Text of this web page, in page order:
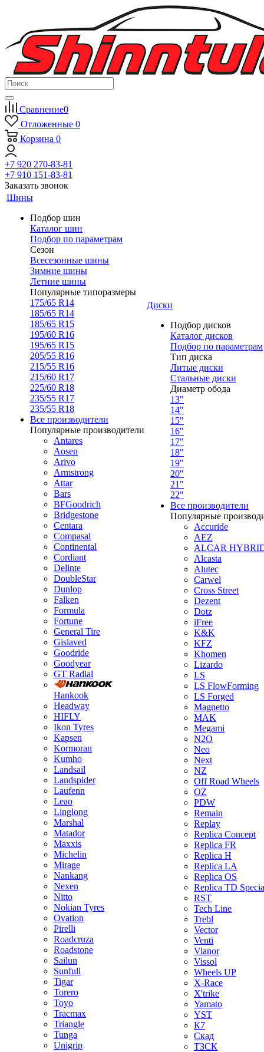
Сравнение0
Отложенные 0
Корзина 0
+7 920 270-83-81
+7 910 151-83-81
Заказать звонок
Шины
Подбор шин
Каталог шин
Подбор по параметрам
Сезон
Всесезонные шины
Зимние шины
Летние шины
Популярные типоразмеры
175/65 R14
185/65 R14
185/65 R15
195/60 R16
195/65 R15
205/55 R16
215/55 R16
215/60 R17
225/60 R18
235/55 R17
235/55 R18
Все производители
Популярные производители
Antares
Aosen
Arivo
Armstrong
Attar
Bars
BFGoodrich
Bridgestone
Centara
Compasal
Continental
Cordiant
Delinte
DoubleStar
Dunlop
Falken
Formula
Fortune
General Tire
Gislaved
Goodride
Goodyear
GT Radial
Hankook
Headway
HIFLY
Ikon Tyres
Kapsen
Kormoran
Kumho
Landsail
Landspider
Laufenn
Leao
Linglong
Marshal
Matador
Maxxis
Michelin
Mirage
Nankang
Nexen
Nitto
Nokian Tyres
Ovation
Pirelli
Roadcruza
Roadstone
Sailun
Sunfull
Tigar
Torero
Toyo
Tracmax
Triangle
Tunga
Unigrip
Диски
Подбор дисков
Каталог дисков
Подбор по параметрам
Тип диска
Литые диски
Стальные диски
Диаметр обода
13"
14"
15"
16"
17"
18"
19"
20"
21"
22"
Все производители
Популярные
Accuride
AEZ
ALCAR
Alcasta
Alutec
Carwel
Cross Street
Dezent
Dotz
iFree
K&K
KFZ
Khomen
Lizardo
LS
LS FlowForming
LS Forged
Magnetto
MAK
Megami
N2O
Neo
Next
NZ
Off Road Wheels
OZ
PDW
Remain
Replay
Replica Concept
Replica FR
Replica H
Replica LA
Replica OS
Replica TD
RST
Tech Line
Trebl
Vector
Venti
Vianor
Vissol
Wheels UP
X-Race
X'trike
Yamato
YST
К7
Скад
ТЗСК